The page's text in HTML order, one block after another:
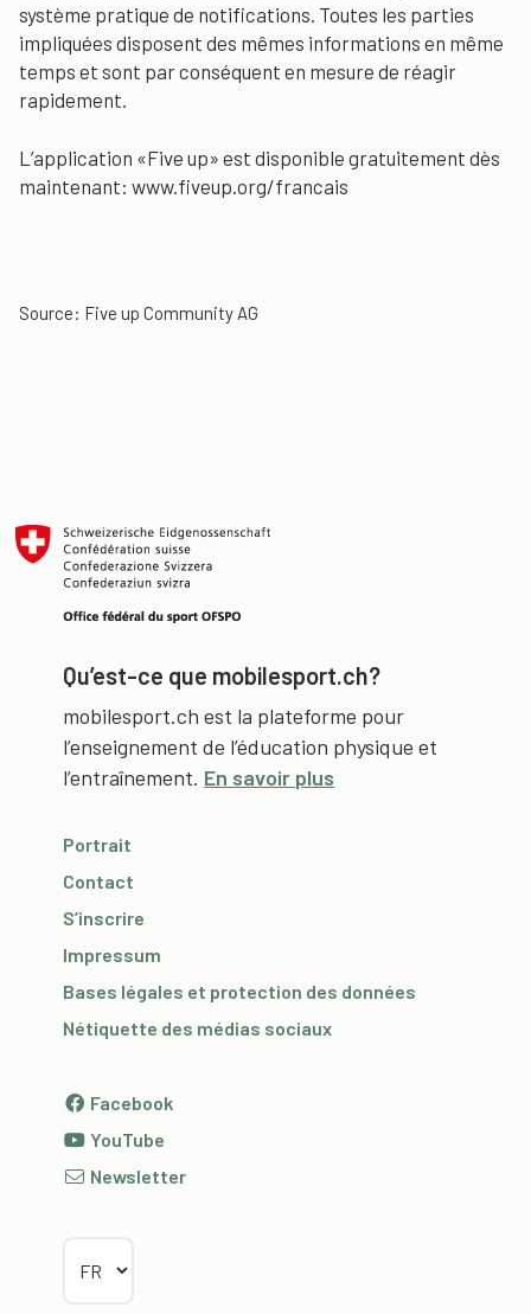
système pratique de notifications. Toutes les parties
impliquées disposent des mêmes informations en même
temps et sont par conséquent en mesure de réagir
rapidement.
L’application «Five up» est disponible gratuitement dès
maintenant: www.fiveup.org/francais
Source: Five up Community AG
Qu’est-ce que mobilesport.ch?
mobilesport.ch est la plateforme pour
l’enseignement de l’éducation physique et
l’entraînement. En savoir plus
Portrait
Contact
S’inscrire
Impressum
Bases légales et protection des données
Nétiquette des médias sociaux
Facebook
YouTube
Newsletter